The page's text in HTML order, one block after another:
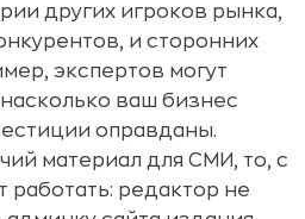
других игроков рынка,
и сторонних
экспертов могут
ваш бизнес
оправданы.
материал для СМИ, то, с
работать: редактор не